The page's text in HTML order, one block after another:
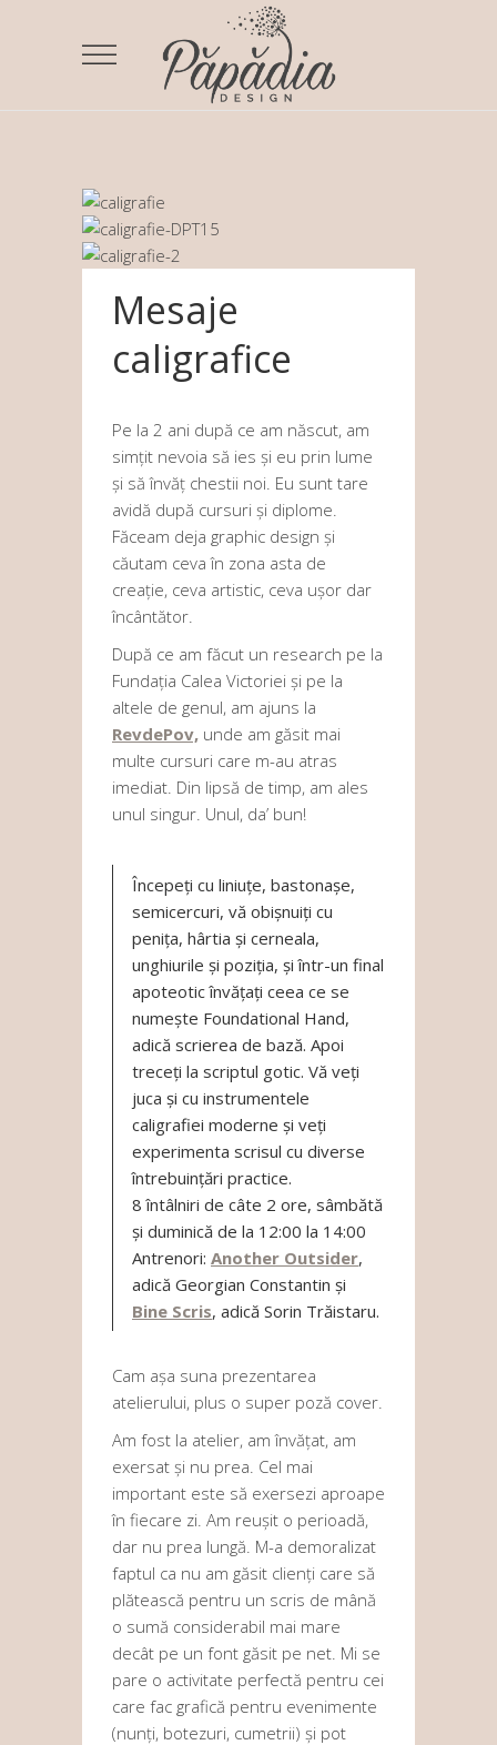
Mesaje
caligrafice
Pe la 2 ani după ce am născut, am
simțit nevoia să ies și eu prin lume
și să învăț chestii noi. Eu sunt tare
avidă după cursuri și diplome.
Făceam deja graphic design și
căutam ceva în zona asta de
creație, ceva artistic, ceva ușor dar
încântător.
După ce am făcut un research pe la
Fundația Calea Victoriei și pe la
altele de genul, am ajuns la
RevdePov, unde am găsit mai
multe cursuri care m-au atras
imediat. Din lipsă de timp, am ales
unul singur. Unul, da’ bun!
Începeți cu liniuțe, bastonașe,
semicercuri, vă obișnuiți cu
penița, hârtia și cerneala,
unghiurile și poziția, și într-un final
apoteotic învățați ceea ce se
numește Foundational Hand,
adică scrierea de bază. Apoi
treceți la scriptul gotic. Vă veți
juca și cu instrumentele
caligrafiei moderne și veți
experimenta scrisul cu diverse
întrebuințări practice.
8 întâlniri de câte 2 ore, sâmbătă
și duminică de la 12:00 la 14:00
Antrenori: Another Outsider,
adică Georgian Constantin și
Bine Scris, adică Sorin Trăistaru.
Cam așa suna prezentarea
atelierului, plus o super poză cover.
Am fost la atelier, am învățat, am
exersat și nu prea. Cel mai
important este să exersezi aproape
în fiecare zi. Am reușit o perioadă,
dar nu prea lungă. M-a demoralizat
faptul ca nu am găsit clienți care să
plătească pentru un scris de mână
o sumă considerabil mai mare
decât pe un font găsit pe net. Mi se
pare o activitate perfectă pentru cei
care fac grafică pentru evenimente
(nunți, botezuri, cumetrii) și pot